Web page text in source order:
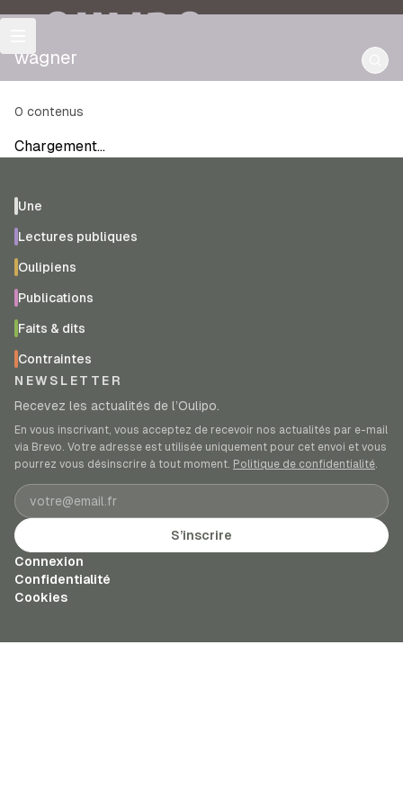
OULIPO
wagner
0 contenus
Chargement…
Une
Lectures publiques
Oulipiens
Publications
Faits & dits
Contraintes
NEWSLETTER
Recevez les actualités de l’Oulipo.
En vous inscrivant, vous acceptez de recevoir nos actualités par e-mail
via Brevo. Votre adresse est utilisée uniquement pour cet envoi et vous
pourrez vous désinscrire à tout moment. Politique de confidentialité.
Adresse e-mail
S’inscrire
Connexion
Confidentialité
Cookies